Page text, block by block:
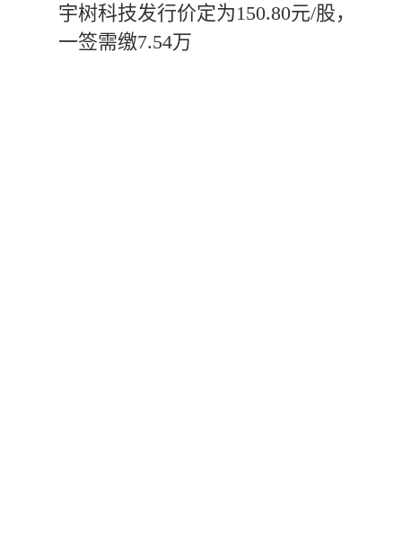
宇树科技发行价定为150.80元/股，
一签需缴7.54万